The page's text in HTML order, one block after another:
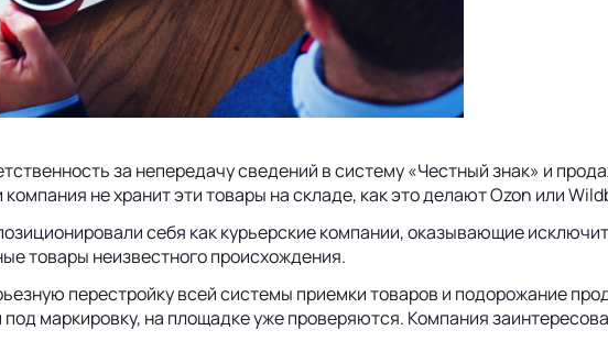
за непередачу сведений в систему «Честный знак» и
не хранит эти товары на складе, как это делают Ozon или
себя как курьерские компании, оказывающие
товары неизвестного происхождения.
перестройку всей системы приемки товаров и подорожание
маркировку, на площадке уже проверяются. Компания